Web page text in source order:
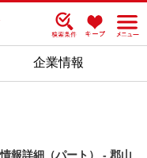
企業情報
報詳細（パート） - 郡山